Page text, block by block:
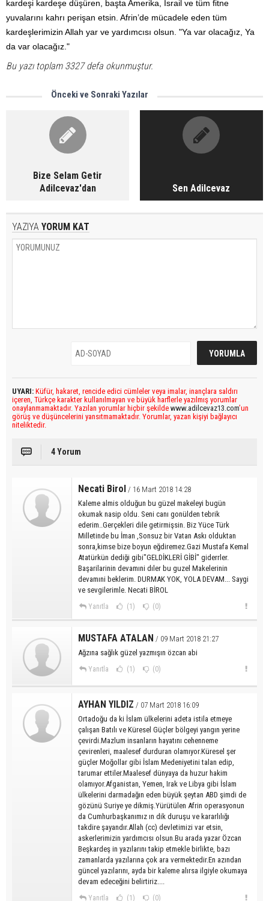
kardeşi kardeşe düşüren, başta Amerika, İsrail ve tüm fitne
yuvalarını kahrı perişan etsin. Afrin’de mücadele eden tüm
kardeşlerimizin Allah yar ve yardımcısı olsun. "Ya var olacağız, Ya
da var olacağız."
Bu yazı toplam 3327 defa okunmuştur.
Önceki ve Sonraki Yazılar
Bize Selam Getir
Adilcevaz'dan
Sen Adilcevaz
YAZIYA YORUM KAT
UYARI: Küfür, hakaret, rencide edici cümleler veya imalar, inançlara saldırı
içeren, Türkçe karakter kullanılmayan ve büyük harflerle yazılmış yorumlar
onaylanmamaktadır. Yazılan yorumlar hiçbir şekilde www.adilcevaz13.com’un
görüş ve düşüncelerini yansıtmamaktadır. Yorumlar, yazan kişiyi bağlayıcı
niteliktedir.
4 Yorum
Necati Birol / 16 Mart 2018 14:28
Kaleme almis olduğun bu güzel makeleyi bugün
okumak nasip oldu. Seni canı gonülden tebrik
ederim..Gerçekleri dile getirmişsin. Biz Yüce Türk
Milletinde bu İman ,Sonsuz bir Vatan Askı olduktan
sonra,kimse bize boyun eğdiremez.Gazi Mustafa Kemal
Atatürkün dediği gibi"GELDİKLERİ GİBİ" giderrler.
Başarilarinin devamıni dıler bu guzel Makelerinin
devamıni beklerim. DURMAK YOK, YOLA DEVAM... Saygi
ve sevgilerimle. Necati BİROL
Yanıtla (1) (0)
MUSTAFA ATALAN / 09 Mart 2018 21:27
Ağzına sağlık güzel yazmışın özcan abi
Yanıtla (1) (0)
AYHAN YILDIZ / 07 Mart 2018 16:09
Ortadoğu da ki İslam ülkelerini adeta istila etmeye
çalışan Batılı ve Küresel Güçler bölgeyi yangın yerine
çevirdi.Mazlum insanların hayatını cehenneme
çevirenleri, maalesef durduran olamıyor.Küresel şer
güçler Moğollar gibi İslam Medeniyetini talan edip,
tarumar ettiler.Maalesef dünyaya da huzur hakim
olamıyor.Afganistan, Yemen, Irak ve Libya gibi İslam
ülkelerini darmadağın eden büyük şeytan ABD şimdi de
gözünü Suriye ye dikmiş.Yürütülen Afrin operasyonun
da Cumhurbaşkanımız ın dik duruşu ve kararlılığı
takdire şayandır.Allah (cc) devletimizi var etsin,
askerlerimizin yardımcısı olsun.Bu arada yazar Özcan
Beşkardeş in yazılarını takip etmekle birlikte, bazı
zamanlarda yazılarına çok ara vermektedir.En azından
güncel yazılarını, ayda bir kaleme alırsa ilgiyle okumaya
devam edeceğini belirtiriz....
Yanıtla (1) (0)